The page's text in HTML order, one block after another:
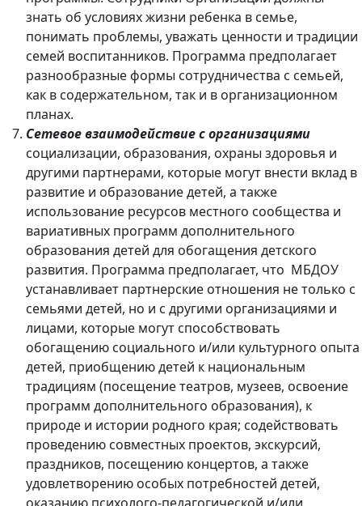
знать об условиях жизни ребенка в семье,
понимать проблемы, уважать ценности и традиции
семей воспитанников. Программа предполагает
разнообразные формы сотрудничества с семьей,
как в содержательном, так и в организационном
планах.
Сетевое взаимодействие с организациями
социализации, образования, охраны здоровья и
другими партнерами, которые могут внести вклад в
развитие и образование детей, а также
использование ресурсов местного сообщества и
вариативных программ дополнительного
образования детей для обогащения детского
развития. Программа предполагает, что МБДОУ
устанавливает партнерские отношения не только с
семьями детей, но и с другими организациями и
лицами, которые могут способствовать
обогащению социального и/или культурного опыта
детей, приобщению детей к национальным
традициям (посещение театров, музеев, освоение
программ дополнительного образования), к
природе и истории родного края; содействовать
проведению совместных проектов, экскурсий,
праздников, посещению концертов, а также
удовлетворению особых потребностей детей,